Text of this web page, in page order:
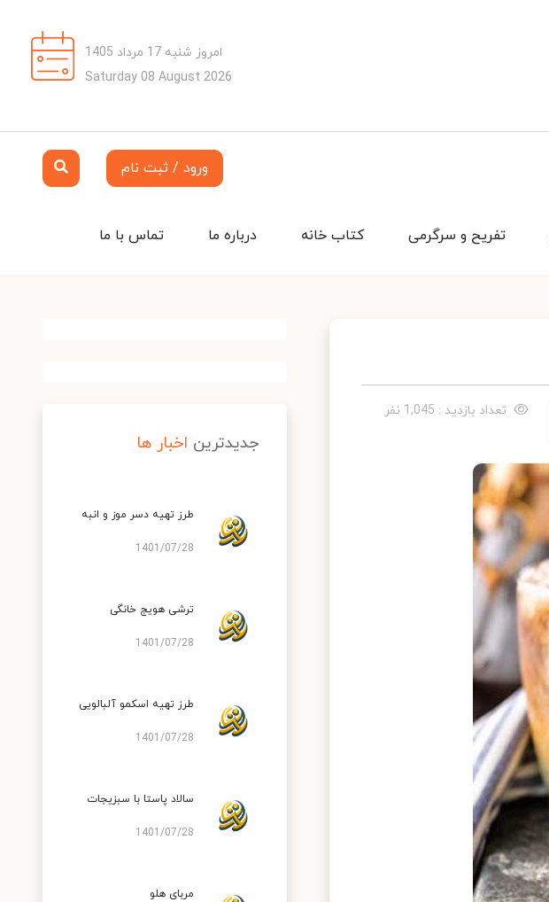
امروز شنبه 17 مرداد 1405
Saturday 08 August 2026
ورود / ثبت نام
تماس با ما درباره ما کتاب خانه تفریح و سرگرمی
تعداد بازدید : 1,045 نفر
جدیدترین اخبار ها
طرز تهیه دسر موز و انبه
1401/07/28
ترشی هویج خانگی
1401/07/28
طرز تهیه اسکمو آلبالویی
1401/07/28
سالاد پاستا با سبزیجات
1401/07/28
مربای هلو